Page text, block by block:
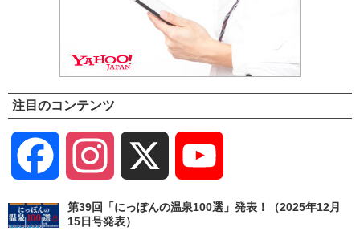
注目のコンテンツ
Facebook Instagram
Channel
第39回「にっぽんの温泉100選」発表！（2025年12月
15日号発表）